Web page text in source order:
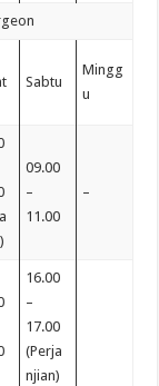
Sabtu
Mingg
u
09.00
–
11.00
–
16.00
–
17.00
(Perja
njian)